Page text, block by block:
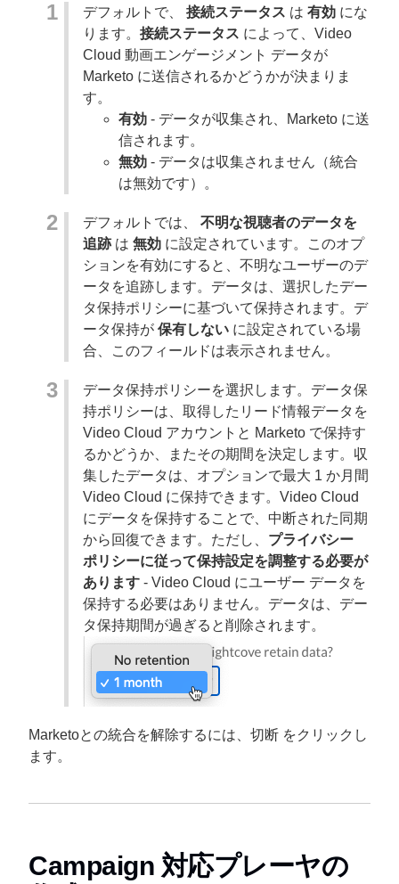
デフォルトで、 接続ステータス は 有効 にな
ります。 接続ステータス によって、Video
Cloud 動画エンゲージメント データが
Marketo に送信されるかどうかが決まりま
す。
有効 - データが収集され、Marketo に送
信されます。
無効 - データは収集されません（統合
は無効です）。
デフォルトでは、 不明な視聴者のデータを
追跡は 無効 に設定されています。このオプ
ションを有効にすると、不明なユーザーのデ
ータを追跡します。データは、選択したデー
タ保持ポリシーに基づいて保持されます。デ
ータ保持が 保有しない に設定されている場
合、このフィールドは表示されません。
データ保持ポリシーを選択します。データ保
持ポリシーは、取得したリード情報データを
Video Cloud アカウントと Marketo で保持す
るかどうか、またその期間を決定します。収
集したデータは、オプションで最大 1 か月間
Video Cloud に保持できます。Video Cloud
にデータを保持することで、中断された同期
から回復できます。ただし、 プライバシー
ポリシーに従って保持設定を調整する必要が
あります - Video Cloud にユーザー データを
保持する必要はありません。データは、デー
タ保持期間が過ぎると削除されます。
Marketoとの統合を解除するには、 切断 をクリックし
ます。
Campaign 対応プレーヤの